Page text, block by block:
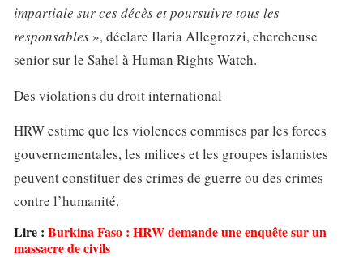
impartiale sur ces décès et poursuivre tous les
responsables », déclare Ilaria Allegrozzi, chercheuse
senior sur le Sahel à Human Rights Watch.
Des violations du droit international
HRW estime que les violences commises par les forces
gouvernementales, les milices et les groupes islamistes
peuvent constituer des crimes de guerre ou des crimes
contre l’humanité.
Lire : Burkina Faso : HRW demande une enquête sur un
massacre de civils